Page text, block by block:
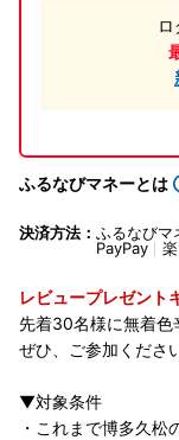
ふるなびマネーとは
決済方法： ふるなびマ
PayPay
レビュープレゼント
先着30名様に無着色
ぜひ、ご参加くださ
▼対象条件
・これまで博多久